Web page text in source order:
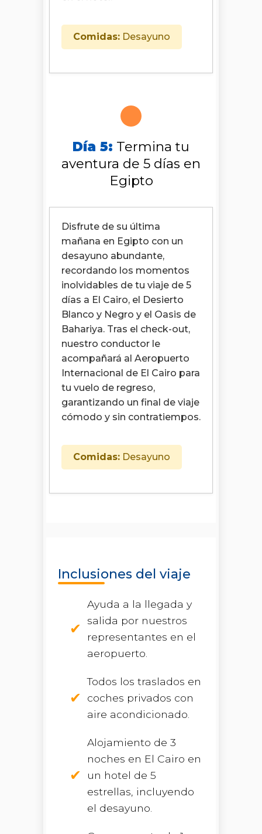
Comidas: Desayuno
Día 5: Termina tu
aventura de 5 días en
Egipto
Disfrute de su última
mañana en Egipto con un
desayuno abundante,
recordando los momentos
inolvidables de tu viaje de 5
días a El Cairo, el Desierto
Blanco y Negro y el Oasis de
Bahariya. Tras el check-out,
nuestro conductor le
acompañará al Aeropuerto
Internacional de El Cairo para
tu vuelo de regreso,
garantizando un final de viaje
cómodo y sin contratiempos.
Comidas: Desayuno
Inclusiones del viaje
Ayuda a la llegada y
salida por nuestros
representantes en el
aeropuerto.
Todos los traslados en
coches privados con
aire acondicionado.
Alojamiento de 3
noches en El Cairo en
un hotel de 5
estrellas, incluyendo
el desayuno.